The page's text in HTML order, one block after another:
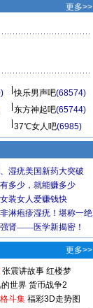
更多>>
快乐男声吧(68574)
东方神起吧(65744)
37℃女人吧(6985)
更多>>
张震讲故事 红楼梦
世界 货币战争2
斗集 福彩3D走势图